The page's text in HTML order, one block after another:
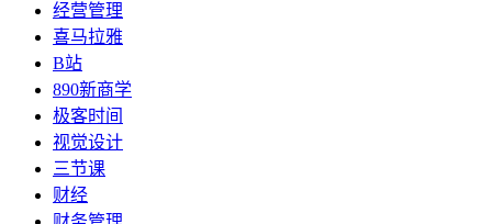
经营管理
喜马拉雅
B站
890新商学
极客时间
视觉设计
三节课
财经